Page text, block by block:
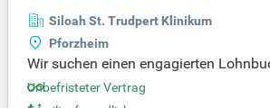
Siloah St. Trudpert Klinikum
Pforzheim
Wir suchen einen engagierten
haltsbuchhalter / Entgeltabrechner
- oder Teilzeit. Ihre Hauptaufgabe
Unbefristeter Vertrag